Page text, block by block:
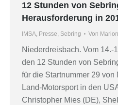
12 Stunden von
Herausforderung in
IMSA, Presse, Sebring Von
Niederdreisbach. Vom 14.-
den 12 Stunden von
für die Startnummer 29 von
Land-Motorsport in den
Christopher Mies (DE),